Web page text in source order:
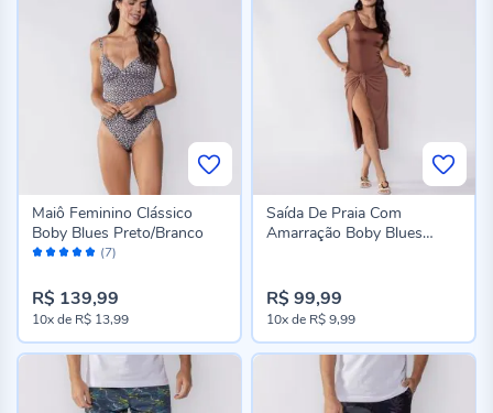
Avaliação: (7)
Maiô Feminino Clássico
Boby Blues Preto/Branco
R$ 139,99
10xde R$ 13,99
Saída De Praia Com
Amarração Boby Blues
R$ 99,99
10xde R$ 9,99